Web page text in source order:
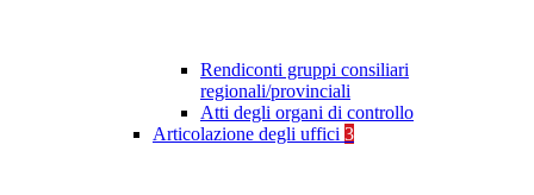
Rendiconti gruppi consiliari
regionali/provinciali
Atti degli organi di controllo
Articolazione degli uffici 3